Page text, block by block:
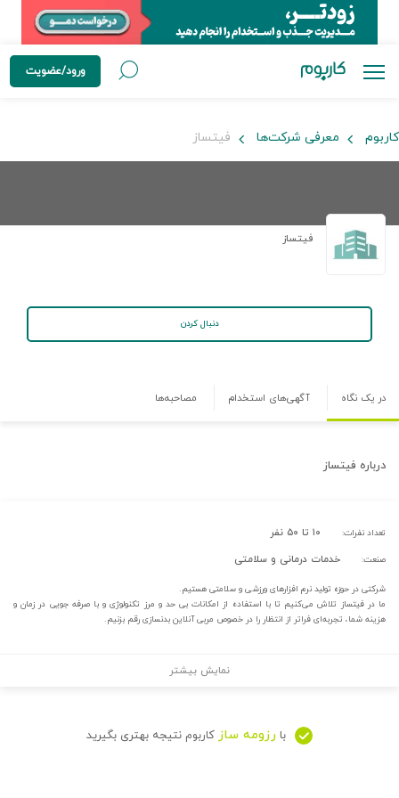
ورود/عضویت
کاربوم معرفی شرکت‌ها فیتساز
فیتساز
دنبال کردن
در یک نگاه آگهی‌های استخدام مصاحبه‌ها
درباره فیتساز
تعداد نفرات: ۱۰ تا ۵۰ نفر
صنعت: خدمات درمانی و سلامتی
شرکتی در حوزه تولید نرم افزارهای ورزشی و سلامتی هستیم.
ما در فیتساز تلاش می‌کنیم تا با استفاده از امکانات بی حد و مرز تکنولوژی و با صرفه جویی در زمان و
هزینه شما، تجربه‌ای فراتر از انتظار را در خصوص مربی آنلاین بدنسازی رقم بزنیم.
نمایش بیشتر
با رزومه ساز کاربوم نتیجه بهتری بگیرید